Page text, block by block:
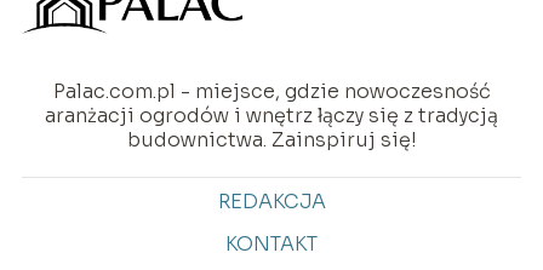
Palac.com.pl - miejsce, gdzie nowoczesność
aranżacji ogrodów i wnętrz łączy się z tradycją
budownictwa. Zainspiruj się!
REDAKCJA
KONTAKT